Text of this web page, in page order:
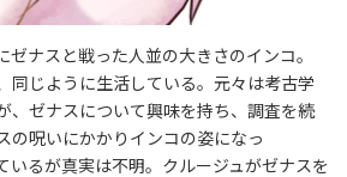
ゼナスと戦った人並の大きさのインコ。
同じように生活している。元々は考古学
、ゼナスについて興味を持ち、調査を続
の呪いにかかりインコの姿になっ
いるが真実は不明。クルージュがゼナスを